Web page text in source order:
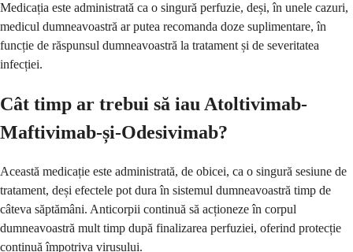
Medicația este administrată ca o singură perfuzie, deși, în unele cazuri,
medicul dumneavoastră ar putea recomanda doze suplimentare, în
funcție de răspunsul dumneavoastră la tratament și de severitatea
infecției.
Cât timp ar trebui să iau Atoltivimab-
Maftivimab-și-Odesivimab?
Această medicație este administrată, de obicei, ca o singură sesiune de
tratament, deși efectele pot dura în sistemul dumneavoastră timp de
câteva săptămâni. Anticorpii continuă să acționeze în corpul
dumneavoastră mult timp după finalizarea perfuziei, oferind protecție
continuă împotriva virusului.